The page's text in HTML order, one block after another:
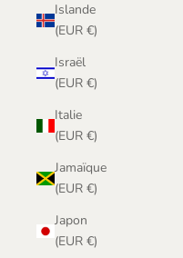
Islande
(EUR €)
Israël
(EUR €)
Italie
(EUR €)
Jamaïque
(EUR €)
Japon
(EUR €)